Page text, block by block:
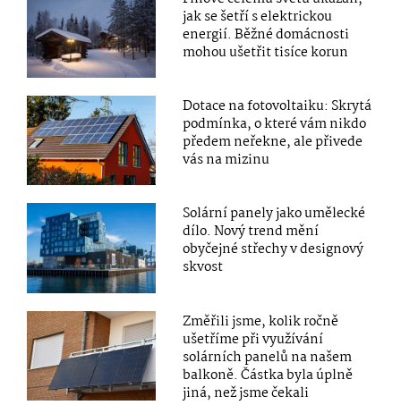
jak se šetří s elektrickou
energií. Běžné domácnosti
mohou ušetřit tisíce korun
Dotace na fotovoltaiku: Skrytá
podmínka, o které vám nikdo
předem neřekne, ale přivede
vás na mizinu
Solární panely jako umělecké
dílo. Nový trend mění
obyčejné střechy v designový
skvost
Změřili jsme, kolik ročně
ušetříme při využívání
solárních panelů na našem
balkoně. Částka byla úplně
jiná, než jsme čekali